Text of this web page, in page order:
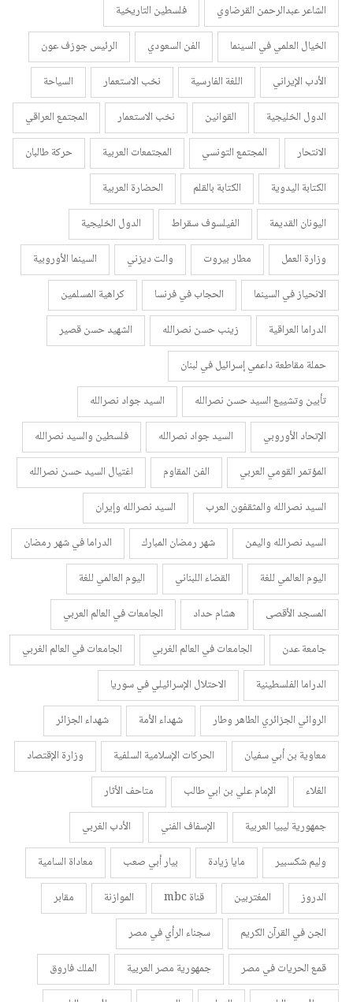
الشاعر عبدالرحمن القرضاوي
فلسطين التاريخية
الخيال العلمي في السينما
الفن السعودي
الرئيس جوزف عون
الأدب الإيراني
اللغة الفارسية نخب الاستعمار
السياحة
الدول الخليجية
القوانين نخب الاستعمار
المجتمع العراقي
الانتحار
المجتمع التونسي المجتمعات العربية
حركة طالبان
الكتابة اليدوية
الكتابة بالقلم
الحضارة العربية
اليونان القديمة
الفيلسوف سقراط
الدول الخليجية
وزارة العمل
مطار بيروت والت ديزني
السينما الأوروبية
الانحياز في السينما
الحجاب في فرنسا
كراهية المسلمين
الدراما العراقية
زينب حسن نصرالله
الشهيد حسن قصير
حملة مقاطعة داعمي إسرائيل في لبنان
تأبين وتشييع السيد حسن نصرالله
السيد جواد نصرالله
الإتحاد الأوروبي
السيد جواد نصرالله
فلسطين والسيد نصرالله
المؤتمر القومي العربي
الفن المقاوم
اغتيال السيد حسن نصرالله
السيد نصرالله والمثقفون العرب
السيد نصرالله وإيران
السيد نصرالله واليمن
شهر رمضان المبارك
الدراما في شهر رمضان
اليوم العالمي للغة
القضاء اللبناني
اليوم العالمي للغة
المسجد الأقصى
هشام حداد
الجامعات في العالم العربي
جامعة عدن
الجامعات في العالم الغربي
الجامعات في العالم الغربي
الدراما الفلسطينية
الاحتلال الإسرائيلي في سوريا
الروائي الجزائري الطاهر وطار
شهداء الأمة
شهداء الجزائر
معاوية بن أبي سفيان
الحركات الإسلامية السلفية
وزارة الإقتصاد
الغلاء
الإمام علي بن ابي طالب
متاحف الأثار
جمهورية ليبيا العربية
الإسفاف الفني
الأدب الغربي
وليم شكسبير
مايا زيادة بيار أبي صعب
معاداة السامية
الدروز
المغتربين قناة mbc الموازنة
مقابر
الجن في القرآن الكريم
سجناء الرأي في مصر
قمع الحريات في مصر
جمهورية مصر العربية
الملك فاروق